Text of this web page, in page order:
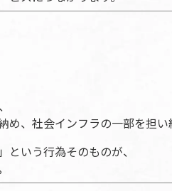
め、社会インフラの一部を担い
という行為そのものが、